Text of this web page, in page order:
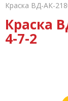
Краска ВД-АК-
Краска
4-7-2